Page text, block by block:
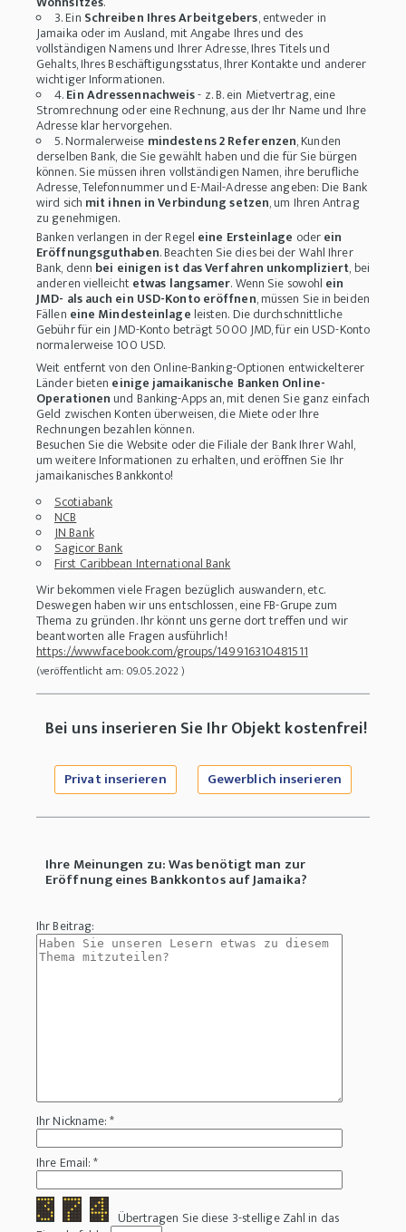
3. Ein Schreiben Ihres Arbeitgebers, entweder in
Jamaika oder im Ausland, mit Angabe Ihres und des
vollständigen Namens und Ihrer Adresse, Ihres Titels und
Gehalts, Ihres Beschäftigungsstatus, Ihrer Kontakte und anderer
wichtiger Informationen.
4.Ein Adressennachweis- z. B. ein Mietvertrag, eine
Stromrechnung oder eine Rechnung, aus der Ihr Name und Ihre
Adresse klar hervorgehen.
5. Normalerweise mindestens 2 Referenzen, Kunden
derselben Bank, die Sie gewählt haben und die für Sie bürgen
können. Sie müssen ihren vollständigen Namen, ihre berufliche
Adresse, Telefonnummer und E-Mail-Adresse angeben: Die Bank
wird sich mit ihnen in Verbindung setzen, um Ihren Antrag
zu genehmigen.
Banken verlangen in der Regel eine Ersteinlage oderein
Eröffnungsguthaben. Beachten Sie dies bei der Wahl Ihrer
Bank, denn bei einigen ist das Verfahren unkompliziert, bei
anderen vielleichtetwas langsamer. Wenn Sie sowohl ein
JMD- als auch ein USD-Konto eröffnen, müssen Sie in beiden
Fällen eine Mindesteinlage leisten. Die durchschnittliche
Gebühr für ein JMD-Konto beträgt 5000 JMD, für ein USD-Konto
normalerweise 100 USD.
Weit entfernt von den Online-Banking-Optionen entwickelterer
Länder bieten einige jamaikanische Banken Online-
Operationen und Banking-Apps an, mit denen Sie ganz einfach
Geld zwischen Konten überweisen, die Miete oder Ihre
Rechnungen bezahlen können.
Besuchen Sie die Website oder die Filiale der Bank Ihrer Wahl,
um weitere Informationen zu erhalten, und eröffnen Sie Ihr
jamaikanisches Bankkonto!
Scotiabank
NCB
JN Bank
Sagicor Bank
First Caribbean International Bank
Wir bekommen viele Fragen bezüglich auswandern, etc.
Deswegen haben wir uns entschlossen, eine FB-Grupe zum
Thema zu gründen. Ihr könnt uns gerne dort treffen und wir
beantworten alle Fragen ausführlich!
https://www.facebook.com/groups/149916310481511
(veröffentlicht am: 09.05.2022 )
Bei uns inserieren Sie Ihr Objekt kostenfrei!
Privat inserieren Gewerblich inserieren
Ihre Meinungen zu: Was benötigt man zur
Eröffnung eines Bankkontos auf Jamaika?
Ihr Beitrag:
Ihr Nickname: *
Ihre Email: *
Übertragen Sie diese 3-stellige Zahl in das